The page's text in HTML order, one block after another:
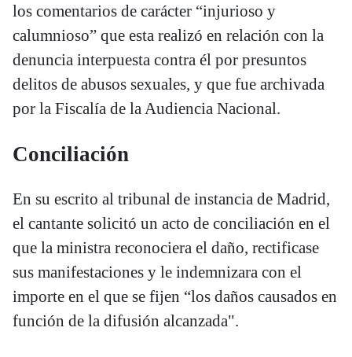
los comentarios de carácter “injurioso y
calumnioso” que esta realizó en relación con la
denuncia interpuesta contra él por presuntos
delitos de abusos sexuales, y que fue archivada
por la Fiscalía de la Audiencia Nacional.
Conciliación
En su escrito al tribunal de instancia de Madrid,
el cantante solicitó un acto de conciliación en el
que la ministra reconociera el daño, rectificase
sus manifestaciones y le indemnizara con el
importe en el que se fijen “los daños causados en
función de la difusión alcanzada".